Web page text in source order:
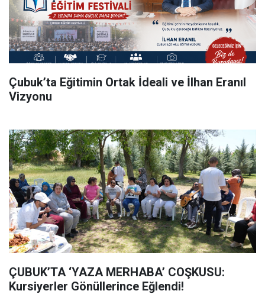
Çubuk’ta Eğitimin Ortak İdeali ve İlhan Eranıl
Vizyonu
ÇUBUK’TA ‘YAZA MERHABA’ COŞKUSU:
Kursiyerler Gönüllerince Eğlendi!